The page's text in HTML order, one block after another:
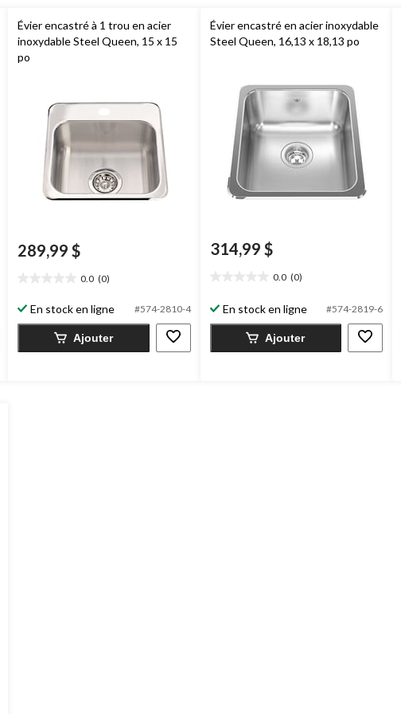
Évier encastré à 1 trou en acier
inoxydable Steel Queen, 15 x 15
po
289,99 $
0.0 (0)
surEn stock en ligne #574-2810-4
Ajouter
Évier encastré en acier inoxydable
Steel Queen, 16,13 x 18,13 po
314,99 $
0.0 (0)
sur
5.
En stock en ligne #574-2819-6
Ajouter